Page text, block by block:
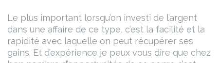
Le plus important lorsqu’on investi de l’argent
dans une affaire de ce type, c’est la facilité et la
rapidité avec laquelle on peut récupérer ses
gains. Et d’expérience je peux vous dire que chez